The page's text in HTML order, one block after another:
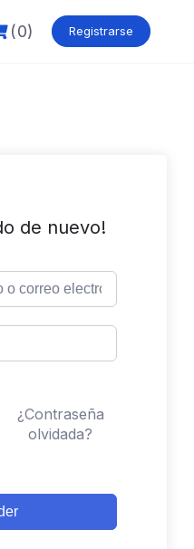
(0) Registrarse
de nuevo!
¿Contraseña
olvidada?